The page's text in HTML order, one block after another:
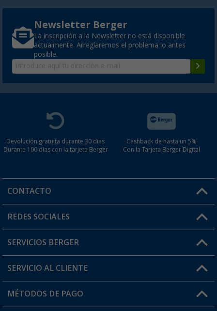
Newsletter Berger
La inscripción a la Newsletter no está disponible
actualmente. Arreglaremos el problema lo antes
posible.
Devolución gratuita durante 30 días
Durante 100 días con la tarjeta Berger
Cashback de hasta un 5%
Con la Tarjeta Berger Digital
CONTACTO
Horario de atención al cliente:
¿Tienes alguna duda?
REDES SOCIALES
SERVICIOS BERGER
Conviértete en distribuidor
Mi cuenta
SERVICIO AL CLIENTE
FAQ y Contacto
MÉTODOS DE PAGO